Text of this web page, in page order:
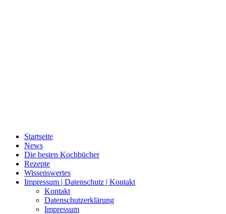
Startseite
News
Die besten Kochbücher
Rezepte
Wissenswertes
Impressum | Datenschutz | Kontakt
Kontakt
Datenschutzerklärung
Impressum